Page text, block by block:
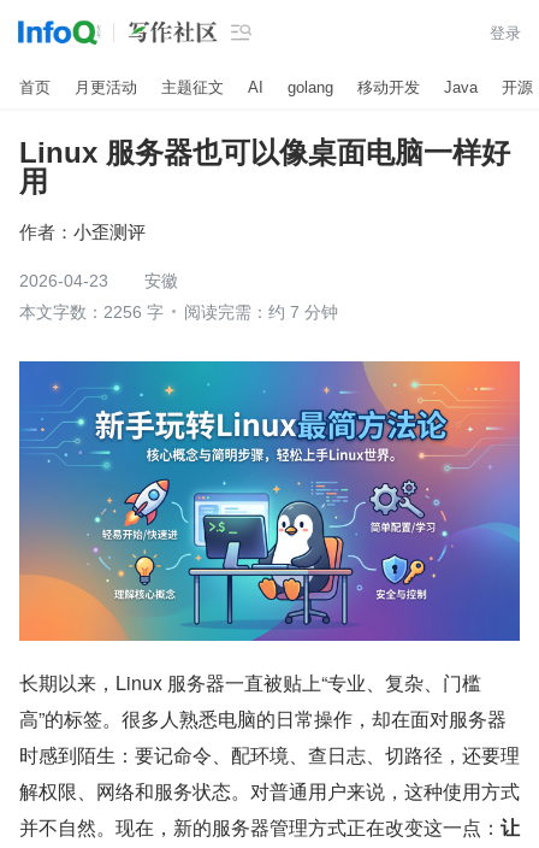
 登录
首页 月更活动 主题征文 AI golang 移动开发 Java 开源
Linux 服务器也可以像桌面电脑一样好
用
作者： 小歪测评
2026-04-23
安徽
本文字数：2256 字
阅读完需：约 7 分钟
长期以来，Linux 服务器一直被贴上“专业、复杂、门槛
高”的标签。很多人熟悉电脑的日常操作，却在面对服务器
时感到陌生：要记命令、配环境、查日志、切路径，还要理
解权限、网络和服务状态。对普通用户来说，这种使用方式
并不自然。现在，新的服务器管理方式正在改变这一点： 让